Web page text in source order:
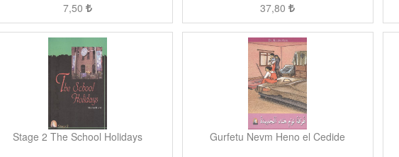
7,50
37,80
Stage 2 The School Holidays
Gurfetu Nevm Heno el Cedide